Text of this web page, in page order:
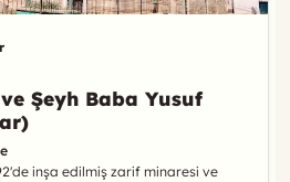
Şeyh Baba Yusuf
inşa edilmiş zarif minaresi ve